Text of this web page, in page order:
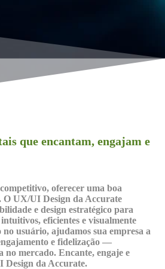
que encantam, engajam e
oferecer uma boa
O UX/UI Design da Accurate
e design estratégico para
eficientes e visualmente
usuário, ajudamos sua empresa a
e fidelização —
no mercado. Encante, engaje e
Design da Accurate.